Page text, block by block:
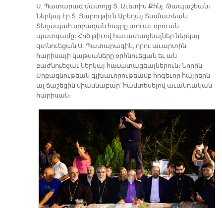
Ս. Պատարագ մատոյց Տ. Աւետիս Քհնյ. Թապաշեան։
Ներկայ էր Տ. Յարութիւն Աբեղայ Տամատեան։
Տեղապահ սրբազան հայրը տուաւ օրուան
պատգամը։ Հոծ թիւով հաւատացեալներ ներկայ
գտնուեցան Ս. Պատարագին, որու աւարտին
հարիսայի կաթսաները օրհնուեցան եւ ան
բաժնուեցաւ ներկայ հաւատացեալներուն։ Նորին
Սրբազնութեան գլխաւորութեամբ հոգեւոր հայրերն
ալ ճաշեցին միասնաբար՝ համտեսելով աւանդական
հարիսան։